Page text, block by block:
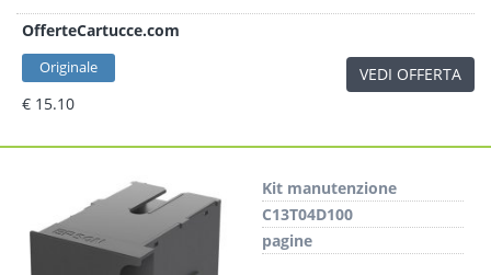
OfferteCartucce.com
Originale
€ 15.10
VEDI OFFERTA
Kit manutenzione
C13T04D100
pagine